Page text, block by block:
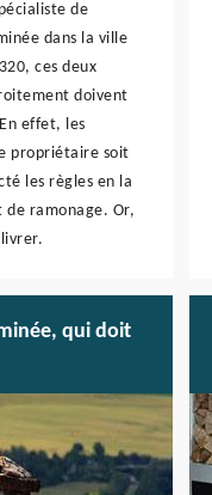
de
dans la ville
ces deux
doivent
effet, les
propriétaire soit
les règles en la
ramonage. Or,
qui doit